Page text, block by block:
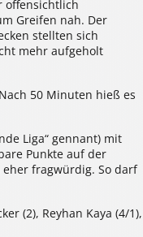
offensichtlich
Greifen nah. Der
stellten sich
mehr aufgeholt
50 Minuten hieß es
Liga“ gennant) mit
Punkte auf der
fragwürdig. So darf
(2), Reyhan Kaya (4/1),